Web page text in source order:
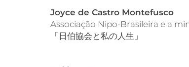
Joyce de Castro Montefusco
Associação Nipo-Brasileira e a
「日伯協会と私の人生」